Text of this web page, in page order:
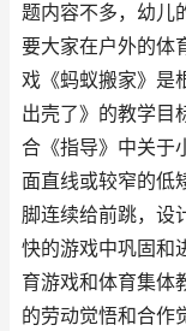
题内容不多，幼儿
要大家在户外的体
戏《蚂蚁搬家》是
出壳了》的教学目
合《指导》中关于
面直线或较窄的低
脚连续给前跳，设
快的游戏中巩固和
育游戏和体育集体
的劳动觉悟和合作